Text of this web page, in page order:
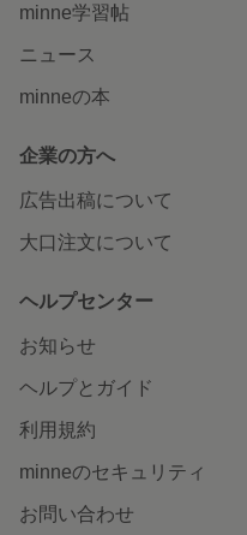
minne学習帖
ニュース
minneの本
企業の方へ
広告出稿について
大口注文について
ヘルプセンター
お知らせ
ヘルプとガイド
利用規約
minneのセキュリティ
お問い合わせ